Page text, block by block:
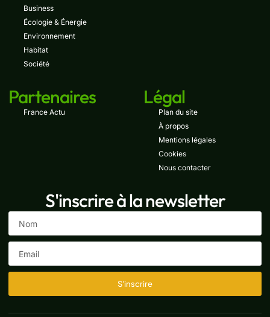
Business
Écologie & Énergie
Environnement
Habitat
Société
Partenaires
France Actu
Légal
Plan du site
À propos
Mentions légales
Cookies
Nous contacter
S'inscrire à la newsletter
S'inscrire